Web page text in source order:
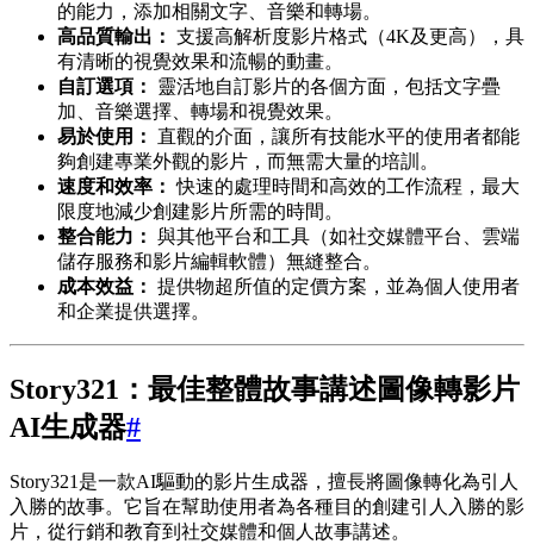
的能力，添加相關文字、音樂和轉場。
高品質輸出： 支援高解析度影片格式（4K及更高），具
有清晰的視覺效果和流暢的動畫。
自訂選項：
靈活地自訂影片的各個方面，包括文字疊
加、音樂選擇、轉場和視覺效果。
易於使用： 直觀的介面，讓所有技能水平的使用者都能
夠創建專業外觀的影片，而無需大量的培訓。
速度和效率： 快速的處理時間和高效的工作流程，最大
限度地減少創建影片所需的時間。
整合能力： 與其他平台和工具（如社交媒體平台、雲端
儲存服務和影片編輯軟體）無縫整合。
成本效益： 提供物超所值的定價方案，並為個人使用者
和企業提供選擇。
Story321：最佳整體故事講述圖像轉影片
AI生成器#
Story321是一款AI驅動的影片生成器，擅長將圖像轉化為引人
入勝的故事。它旨在幫助使用者為各種目的創建引人入勝的影
片，從行銷和教育到社交媒體和個人故事講述。